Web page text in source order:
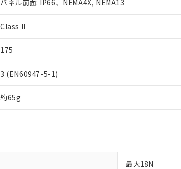
パネル前面: IP66、NEMA4X, NEMA13
Class II
175
3 (EN60947-5-1)
約65g
最大18N